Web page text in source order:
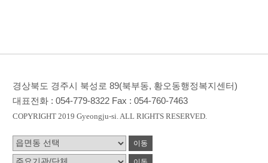
경상북도 경주시 북성로 89(북부동, 황오동행정복지센터)
대표전화 :054-779-8322 Fax :054-760-7463
COPYRIGHT 2019 Gyeongju-si. ALL RIGHTS RESERVED.